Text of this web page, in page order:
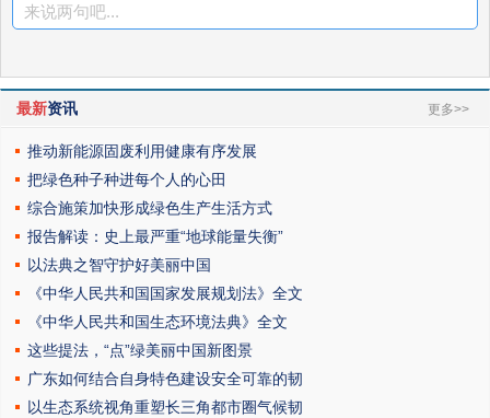
来说两句吧...
最新资讯 更多>>
推动新能源固废利用健康有序发展
把绿色种子种进每个人的心田
综合施策加快形成绿色生产生活方式
报告解读：史上最严重“地球能量失衡”
以法典之智守护好美丽中国
《中华人民共和国国家发展规划法》全文
《中华人民共和国生态环境法典》全文
这些提法，“点”绿美丽中国新图景
广东如何结合自身特色建设安全可靠的韧
以生态系统视角重塑长三角都市圈气候韧